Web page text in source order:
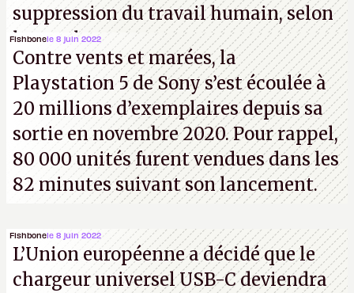
suppression du travail humain, selon
les analystes.
Fishbonele 8 juin 2022
Contre vents et marées, la
Playstation 5 de Sony s’est écoulée à
20 millions d’exemplaires depuis sa
sortie en novembre 2020. Pour rappel,
80 000 unités furent vendues dans les
82 minutes suivant son lancement.
Fishbonele 8 juin 2022
L’Union européenne a décidé que le
chargeur universel USB-C deviendra